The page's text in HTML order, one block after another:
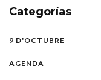
Categorías
9 D'OCTUBRE
AGENDA